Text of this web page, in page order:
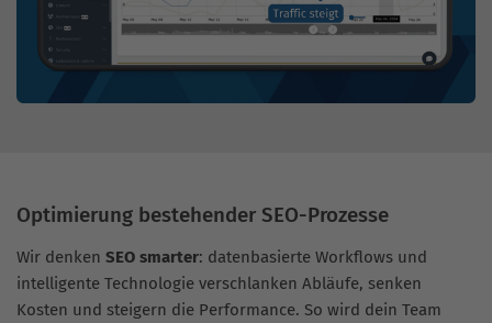
Optimierung bestehender SEO-Prozesse
Wir denken SEO smarter: datenbasierte Workflows und
intelligente Technologie verschlanken Abläufe, senken
Kosten und steigern die Performance. So wird dein Team